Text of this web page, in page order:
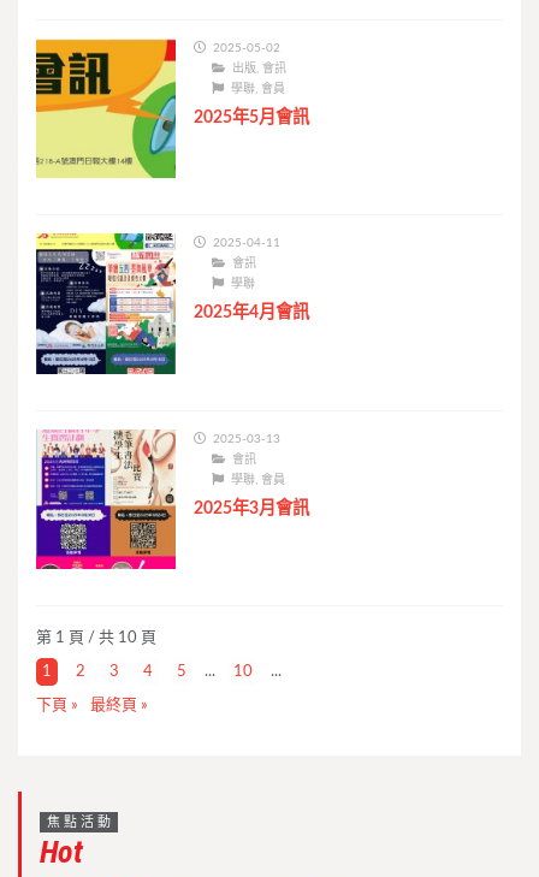
2025-05-02
出版 , 會訊
學聯, 會員
2025年5月會訊
2025-04-11
會訊
學聯
2025年4月會訊
2025-03-13
會訊
學聯 會員
2025年3月會訊
第 1 頁 / 共 10 頁
1 2 3 4 5 ... 10 ...
下頁 » 最終頁 »
焦點活動
Hot